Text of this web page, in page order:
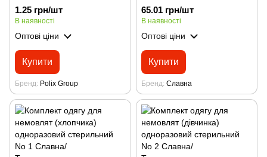
1.25 грн/шт
В наявності
Оптові ціни
Купити
Бренд Polix Group
Технокомплекс
65.01 грн/шт
В наявності
Оптові ціни
Купити
Бренд Славна